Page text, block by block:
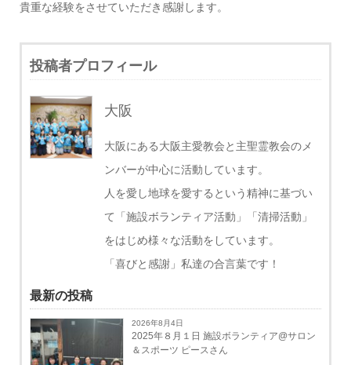
貴重な経験をさせていただき感謝します。
投稿者プロフィール
大阪
大阪にある大阪主愛教会と主聖霊教会のメ
ンバーが中心に活動しています。
人を愛し地球を愛するという精神に基づい
て「施設ボランティア活動」「清掃活動」
をはじめ様々な活動をしています。
「喜びと感謝」私達の合言葉です！
最新の投稿
2026年8月4日
2025年８月１日 施設ボランティア@サロン
＆スポーツ ピースさん